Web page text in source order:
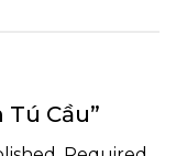
Cầu”